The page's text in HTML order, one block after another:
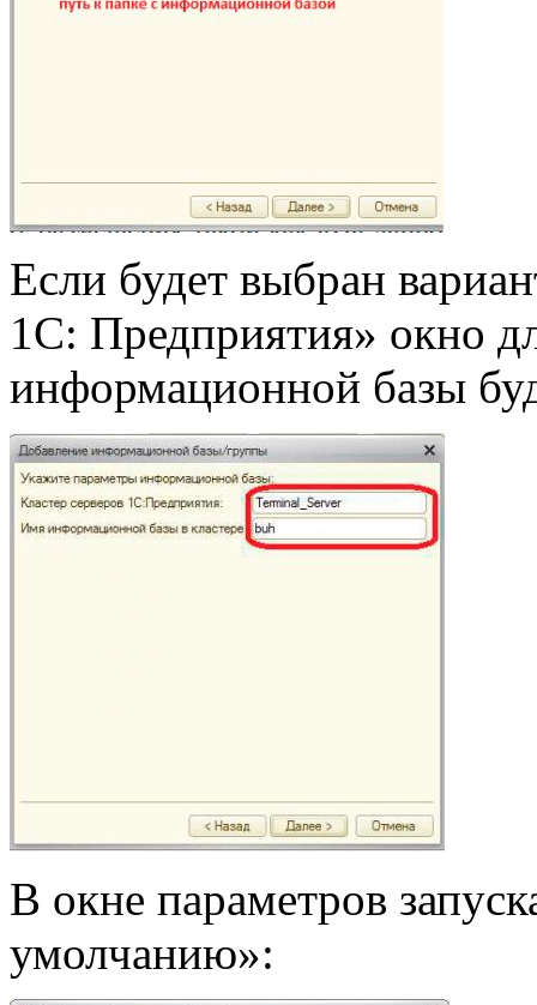
Если будет выбран
1С: Предприятия» окно
информационной базы
В окне параметров
умолчанию»: